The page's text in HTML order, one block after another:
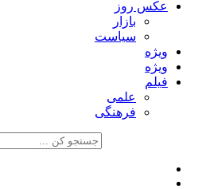
عکس روز
بازار
سیاست
ویژه
ویژه
فیلم
علمی
فرهنگی